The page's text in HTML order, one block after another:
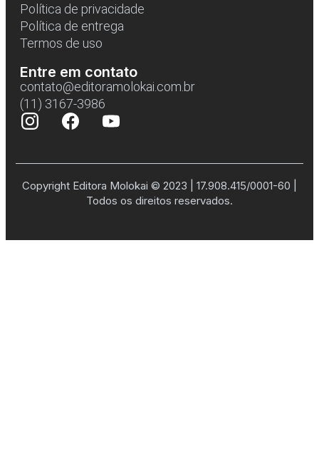
Política de privacidade
Política de entrega
Termos de uso
Entre em contato
contato@editoramolokai.com.br
(11) 3167-3986
Copyright Editora Molokai © 2023 | 17.908.415/0001-60 |
Todos os direitos reservados.